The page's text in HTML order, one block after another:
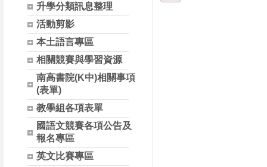
升學分類訊息整理
活動剪影
本土語言專區
相關競賽與學習資源
南高書院(K中)相關事項
(表單)
教學組各項表單
國語文競賽各項公告及
報名專區
英文比賽專區